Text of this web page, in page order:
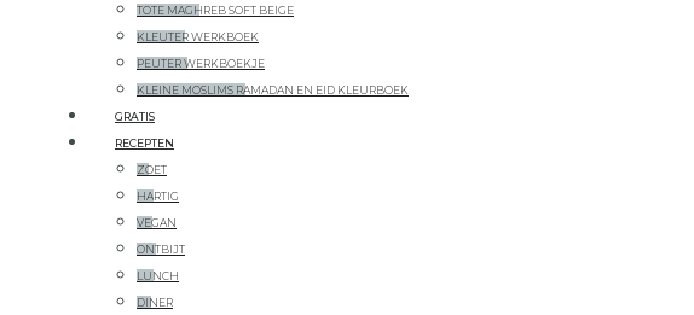
TOTE MAGHREB SOFT BEIGE
KLEUTER WERKBOEK
PEUTER WERKBOEKJE
KLEINE MOSLIMS RAMADAN EN EID KLEURBOEK
GRATIS
RECEPTEN
ZOET
HARTIG
VEGAN
ONTBIJT
LUNCH
DINER